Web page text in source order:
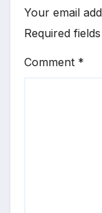
Your email
Required
Comment *